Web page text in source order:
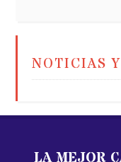
NOTICIAS
LA MEJOR